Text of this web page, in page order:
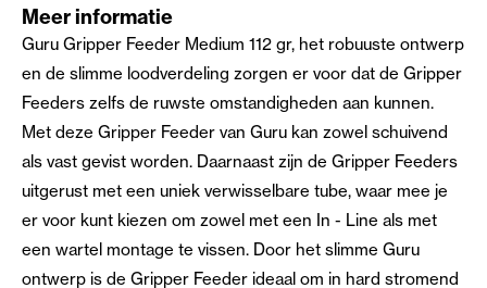
Meer informatie
Guru Gripper Feeder Medium 112 gr, het robuuste ontwerp
en de slimme loodverdeling zorgen er voor dat de Gripper
Feeders zelfs de ruwste omstandigheden aan kunnen.
Met deze Gripper Feeder van Guru kan zowel schuivend
als vast gevist worden. Daarnaast zijn de Gripper Feeders
uitgerust met een uniek verwisselbare tube, waar mee je
er voor kunt kiezen om zowel met een In - Line als met
een wartel montage te vissen. Door het slimme Guru
ontwerp is de Gripper Feeder ideaal om in hard stromend